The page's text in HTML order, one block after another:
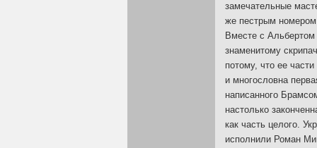
замечательные
же пестрым номером
Вместе с
знаменитому
потому, что ее
и многословна
написанного
настолько
как часть целого.
исполнили Роман